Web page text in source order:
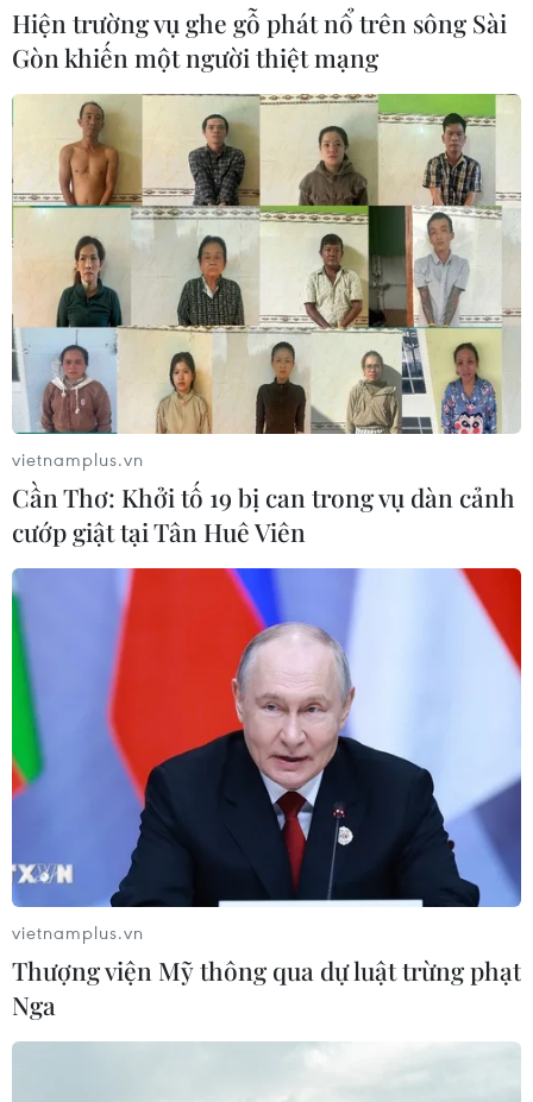
Hiện trường vụ ghe gỗ phát nổ trên sông Sài
Gòn khiến một người thiệt mạng
vietnamplus.vn
Cần Thơ: Khởi tố 19 bị can trong vụ dàn cảnh
cướp giật tại Tân Huê Viên
vietnamplus.vn
Thượng viện Mỹ thông qua dự luật trừng phạt
Nga